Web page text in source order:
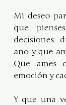
Mi deseo
que
decisiones
año y que
Que ames
emoción y
Y que una